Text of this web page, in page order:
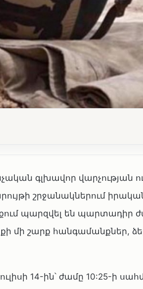
գլխավոր վարչության
շրջանակներում
պարզվել են պարտադիր
մի շարք հանգամանքներ,
14-ին՝ ժամը 10:25-ի